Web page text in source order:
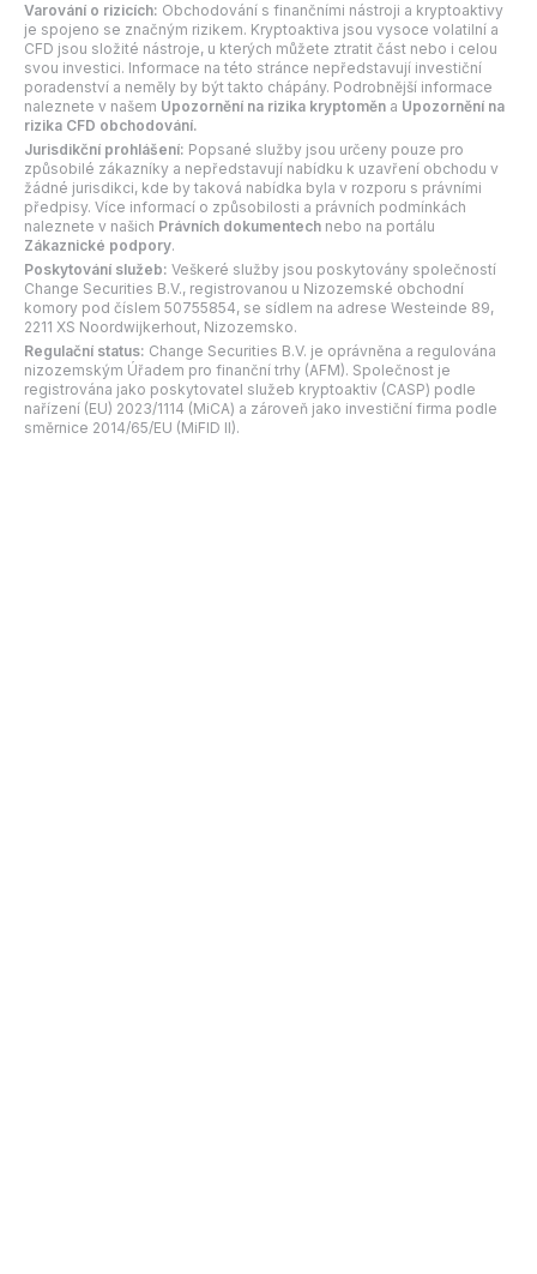
Varování o rizicích: Obchodování s finančními nástroji a kryptoaktivy
je spojeno se značným rizikem. Kryptoaktiva jsou vysoce volatilní a
CFD jsou složité nástroje, u kterých můžete ztratit část nebo i celou
svou investici. Informace na této stránce nepředstavují investiční
poradenství a neměly by být takto chápány. Podrobnější informace
naleznete v našem Upozornění na rizika kryptoměn a Upozornění na
rizika CFD obchodování.
Jurisdikční prohlášení: Popsané služby jsou určeny pouze pro
způsobilé zákazníky a nepředstavují nabídku k uzavření obchodu v
žádné jurisdikci, kde by taková nabídka byla v rozporu s právními
předpisy. Více informací o způsobilosti a právních podmínkách
naleznete v našich Právních dokumentech nebo na portálu
Zákaznické podpory.
Poskytování služeb: Veškeré služby jsou poskytovány společností
Change Securities B.V., registrovanou u Nizozemské obchodní
komory pod číslem 50755854, se sídlem na adrese Westeinde 89,
2211 XS Noordwijkerhout, Nizozemsko.
Regulační status: Change Securities B.V. je oprávněna a regulována
nizozemským Úřadem pro finanční trhy (AFM). Společnost je
registrována jako poskytovatel služeb kryptoaktiv (CASP) podle
nařízení (EU) 2023/1114 (MiCA) a zároveň jako investiční firma podle
směrnice 2014/65/EU (MiFID II).